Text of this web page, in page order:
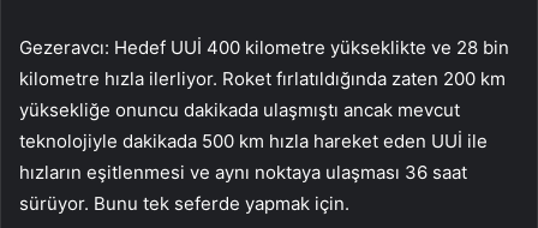
Gezeravcı: Hedef UUİ 400 kilometre yükseklikte ve 28 bin
kilometre hızla ilerliyor. Roket fırlatıldığında zaten 200 km
yüksekliğe onuncu dakikada ulaşmıştı ancak mevcut
teknolojiyle dakikada 500 km hızla hareket eden UUİ ile
hızların eşitlenmesi ve aynı noktaya ulaşması 36 saat
sürüyor. Bunu tek seferde yapmak için.